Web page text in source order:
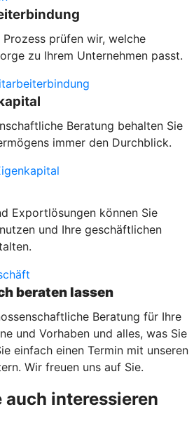
prüfen wir, welche
zu Ihrem Unternehmen passt.
Beratung behalten Sie
immer den Durchblick.
Exportlösungen können Sie
und Ihre geschäftlichen
beraten lassen
Beratung für Ihre
und Vorhaben und alles, was Sie
einfach einen Termin mit unseren
Wir freuen uns auf Sie.
auch interessieren